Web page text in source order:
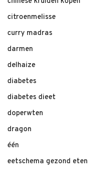
citroenmelisse
curry madras
darmen
delhaize
diabetes
diabetes dieet
doperwten
dragon
één
eetschema gezond eten